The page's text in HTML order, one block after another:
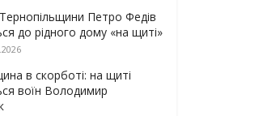
Петро Федів
до рідного дому «на щиті»
в скорботі: на щиті
воїн Володимир